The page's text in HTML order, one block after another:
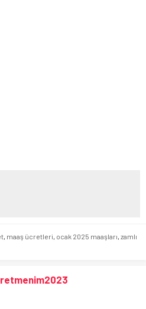
maaş ücretleri ocak 2025 maaşları zamlı